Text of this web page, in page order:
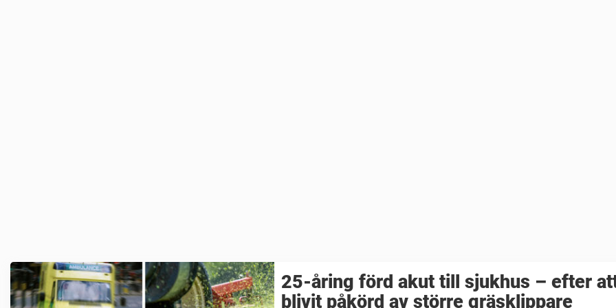
25-åring förd akut till sjukhus – efter
blivit påkörd av större gräsklippare